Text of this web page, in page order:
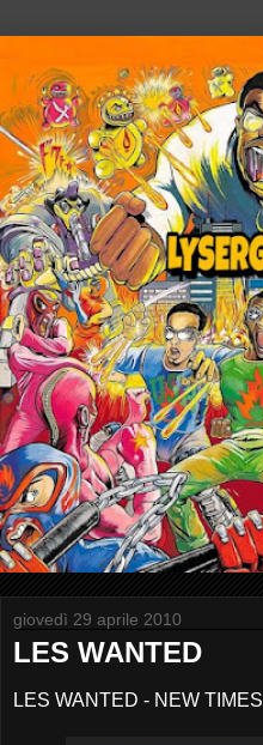
giovedì 29 aprile 2010
LES WANTED
LES WANTED - NEW TIMES